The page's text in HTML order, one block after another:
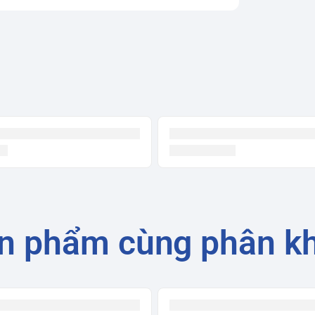
phẩm cùng phân